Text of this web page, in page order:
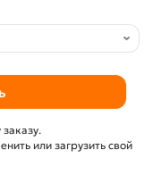
или загрузить свой